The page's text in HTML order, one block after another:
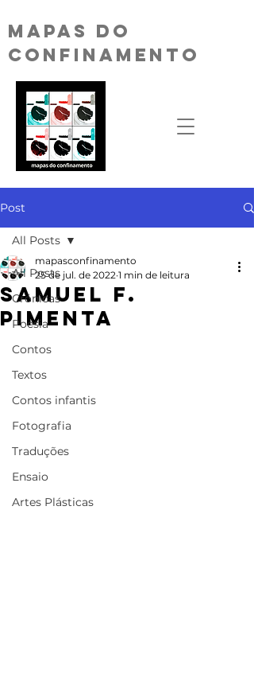
MAPAS DO
CONFINAMENTO
Post
All Posts
Crónicas
Poesia
Contos
Textos
Contos infantis
Fotografia
Traduções
Ensaio
Artes Plásticas
All Posts
SAMUEL F.
PIMENTA
mapasconfinamento
25 de jul. de 2022 1 min de leitura